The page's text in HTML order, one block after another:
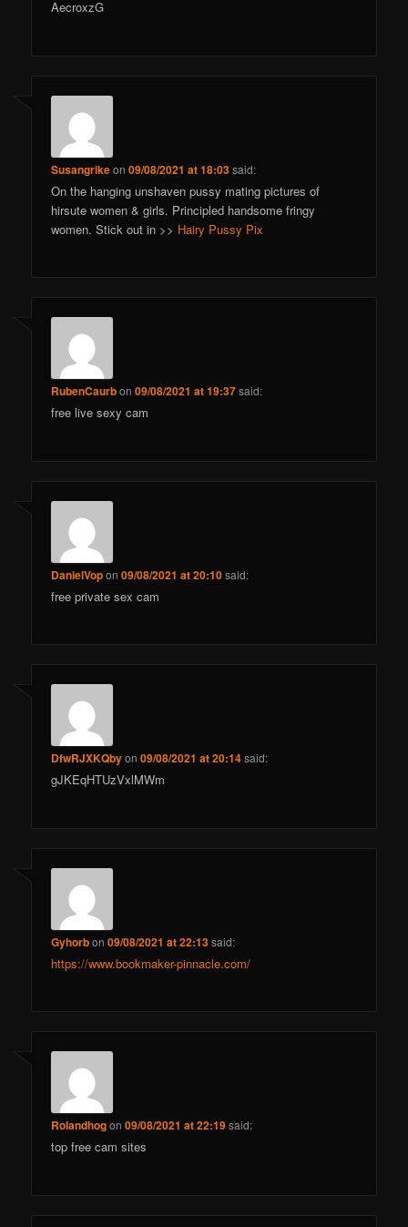
AecroxzG
Susangrikeon09/08/2021 at 18:03said:
On the hanging unshaven pussy mating pictures of
hirsute women & girls. Principled handsome fringy
women. Stick out in >> Hairy Pussy Pix
RubenCaurbon09/08/2021 at 19:37said:
free live sexy cam
DanielVopon09/08/2021 at 20:10said:
free private sex cam
DfwRJXKQbyon09/08/2021 at 20:14said:
gJKEqHTUzVxlMWm
Gyhorbon09/08/2021 at 22:13said:
https://www.bookmaker-pinnacle.com/
Rolandhogon09/08/2021 at 22:19said:
top free cam sites